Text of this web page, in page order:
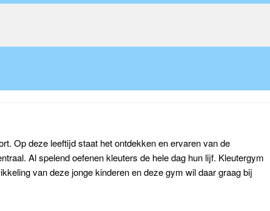
Op deze leeftijd staat het ontdekken en ervaren van de
Al spelend oefenen kleuters de hele dag hun lijf. Kleutergym
van deze jonge kinderen en deze gym wil daar graag bij